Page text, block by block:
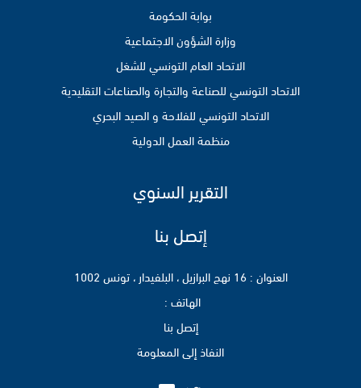
بوابة الحكومة
وزارة الشؤون الاجتماعية
الاتحاد العام التونسي للشغل
الاتحاد التونسي للصناعة والتجارة والصناعات التقليدية
الاتحاد التونسي للفلاحة و الصيد البحري
منظمة العمل الدولية
التقرير السنوي
إتصل بنا
العنوان : 16 نهج البرازيل ، البلفيدار ، تونس 1002
الهاتف :
إتصل بنا
النفاذ إلى المعلومة